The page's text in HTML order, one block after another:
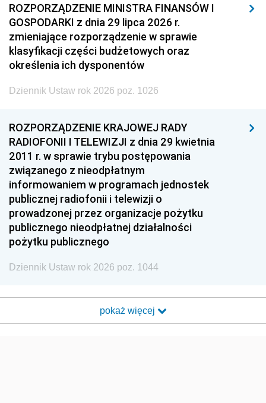
ROZPORZĄDZENIE MINISTRA FINANSÓW I
GOSPODARKI z dnia 29 lipca 2026 r.
zmieniające rozporządzenie w sprawie
klasyfikacji części budżetowych oraz
określenia ich dysponentów
Dziennik Ustaw rok 2026 poz. 1026
ROZPORZĄDZENIE KRAJOWEJ RADY
RADIOFONII I TELEWIZJI z dnia 29 kwietnia
2011 r. w sprawie trybu postępowania
związanego z nieodpłatnym
informowaniem w programach jednostek
publicznej radiofonii i telewizji o
prowadzonej przez organizacje pożytku
publicznego nieodpłatnej działalności
pożytku publicznego
Dziennik Ustaw rok 2026 poz. 1044
pokaż więcej